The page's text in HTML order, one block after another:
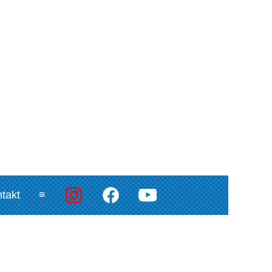
≡